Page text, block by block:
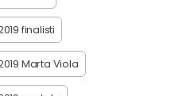
finalisti
Marta Viola